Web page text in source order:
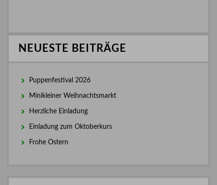
NEUESTE BEITRÄGE
Puppenfestival 2026
Minikleiner Weihnachtsmarkt
Herzliche Einladung
Einladung zum Oktoberkurs
Frohe Ostern